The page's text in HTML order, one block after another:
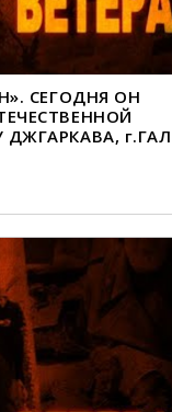
СЕГОДНЯ ОН
г.ГАЛ